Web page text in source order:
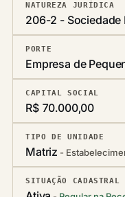
NATUREZA JURÍDICA
206-2 - Sociedade
PORTE
Empresa de
CAPITAL SOCIAL
R$ 70.000,00
TIPO DE UNIDADE
Matriz
SITUAÇÃO CADASTRAL